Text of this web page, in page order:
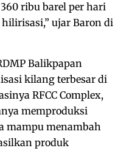
ribu barel per hari
ujar Baron di
Balikpapan
kilang terbesar di
RFCC Complex,
memproduksi
mampu menambah
produk